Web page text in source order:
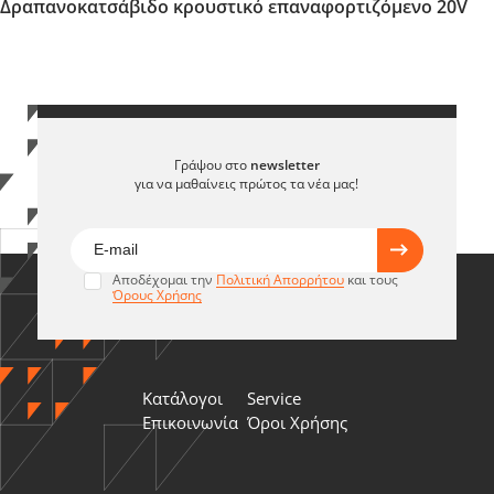
Δραπανοκατσάβιδο κρουστικό επαναφορτιζόμενο 20V
Γράψου στο newsletter
για να μαθαίνεις πρώτος τα νέα μας!
Αποδέχομαι την Πολιτική Απορρήτουκαι τους
Όρους Χρήσης
Κατάλογοι
Service
Επικοινωνία Όροι Χρήσης